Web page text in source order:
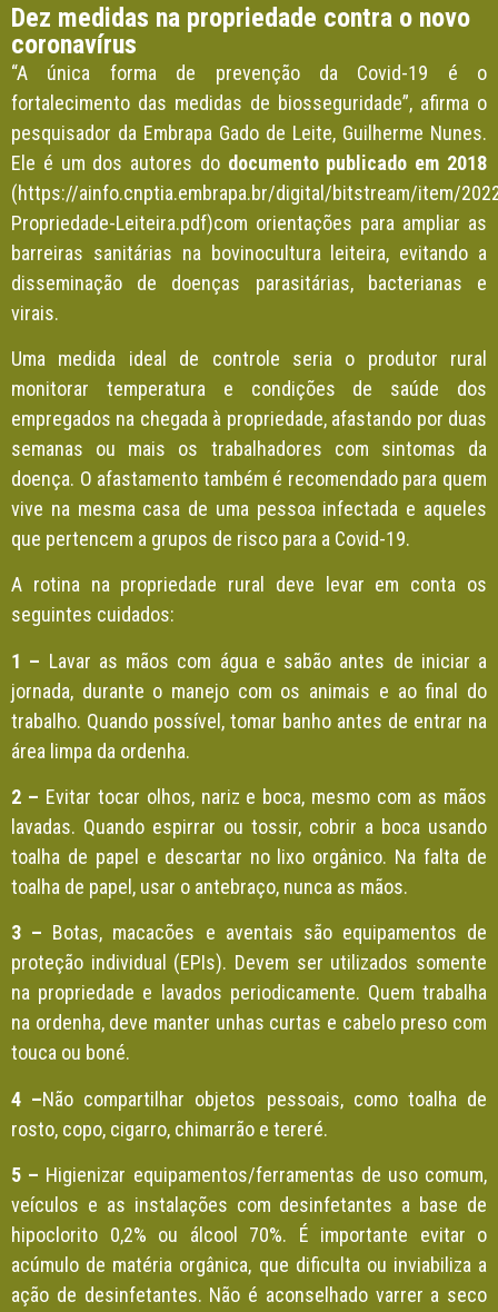
Dez medidas na propriedade contra o novo
coronavírus
“A única forma de prevenção da Covid-19 é o
fortalecimento das medidas de biosseguridade”, afirma o
pesquisador da Embrapa Gado de Leite, Guilherme Nunes.
Ele é um dos autores do documento publicado em 2018
(https://ainfo.cnptia.embrapa.br/digital/bitstream/item/
Propriedade-Leiteira.pdf)com orientações para ampliar as
barreiras sanitárias na bovinocultura leiteira, evitando a
disseminação de doenças parasitárias, bacterianas e
virais.
Uma medida ideal de controle seria o produtor rural
monitorar temperatura e condições de saúde dos
empregados na chegada à propriedade, afastando por duas
semanas ou mais os trabalhadores com sintomas da
doença. O afastamento também é recomendado para quem
vive na mesma casa de uma pessoa infectada e aqueles
que pertencem a grupos de risco para a Covid-19.
A rotina na propriedade rural deve levar em conta os
seguintes cuidados:
1 – Lavar as mãos com água e sabão antes de iniciar a
jornada, durante o manejo com os animais e ao final do
trabalho. Quando possível, tomar banho antes de entrar na
área limpa da ordenha.
2 – Evitar tocar olhos, nariz e boca, mesmo com as mãos
lavadas. Quando espirrar ou tossir, cobrir a boca usando
toalha de papel e descartar no lixo orgânico. Na falta de
toalha de papel, usar o antebraço, nunca as mãos.
3 – Botas, macacões e aventais são equipamentos de
proteção individual (EPIs). Devem ser utilizados somente
na propriedade e lavados periodicamente. Quem trabalha
na ordenha, deve manter unhas curtas e cabelo preso com
touca ou boné.
4 –Não compartilhar objetos pessoais, como toalha de
rosto, copo, cigarro, chimarrão e tereré.
5 – Higienizar equipamentos/ferramentas de uso comum,
veículos e as instalações com desinfetantes a base de
hipoclorito 0,2% ou álcool 70%. É importante evitar o
acúmulo de matéria orgânica, que dificulta ou inviabiliza a
ação de desinfetantes. Não é aconselhado varrer a seco